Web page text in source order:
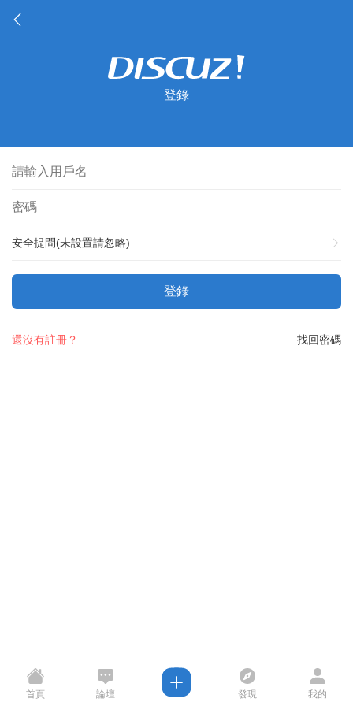
登錄
安全提問(未設置請忽略)
登錄
找回密碼
還沒有註冊？
首頁 論壇 發現 我的